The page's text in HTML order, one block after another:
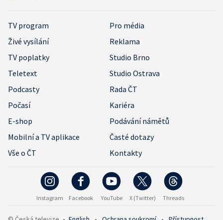
TV program
Pro média
Živé vysílání
Reklama
TV poplatky
Studio Brno
Teletext
Studio Ostrava
Podcasty
Rada ČT
Počasí
Kariéra
E-shop
Podávání námětů
Mobilní a TV aplikace
Časté dotazy
Vše o ČT
Kontakty
Instagram Facebook YouTube X (Twitter) Threads